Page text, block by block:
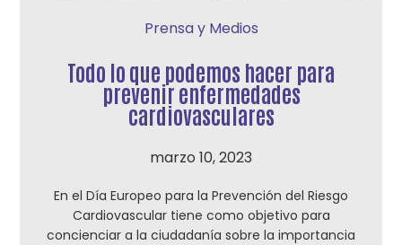
Prensa y Medios
Todo lo que podemos hacer para
prevenir enfermedades
cardiovasculares
marzo 10, 2023
En el Día Europeo para la Prevención del Riesgo
Cardiovascular tiene como objetivo para
concienciar a la ciudadanía sobre la importancia